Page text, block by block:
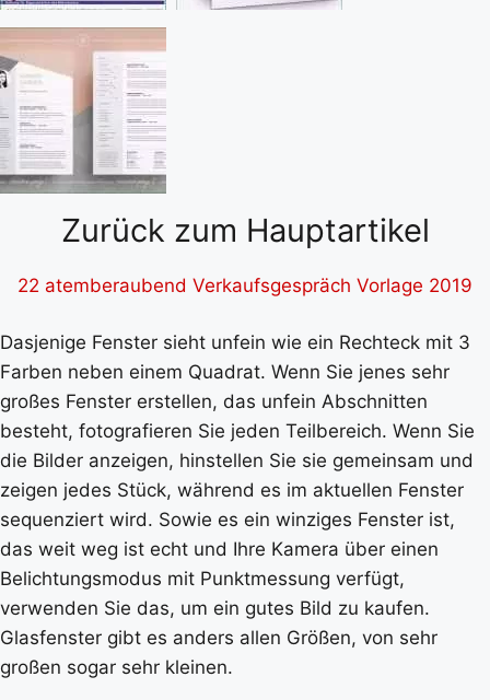
Zurück zum Hauptartikel
22 atemberaubend Verkaufsgespräch Vorlage 2019
Dasjenige Fenster sieht unfein wie ein Rechteck mit 3
Farben neben einem Quadrat. Wenn Sie jenes sehr
großes Fenster erstellen, das unfein Abschnitten
besteht, fotografieren Sie jeden Teilbereich. Wenn Sie
die Bilder anzeigen, hinstellen Sie sie gemeinsam und
zeigen jedes Stück, während es im aktuellen Fenster
sequenziert wird. Sowie es ein winziges Fenster ist,
das weit weg ist echt und Ihre Kamera über einen
Belichtungsmodus mit Punktmessung verfügt,
verwenden Sie das, um ein gutes Bild zu kaufen.
Glasfenster gibt es anders allen Größen, von sehr
großen sogar sehr kleinen.